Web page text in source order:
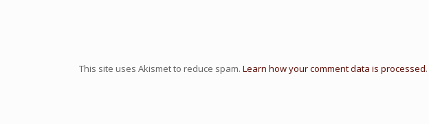
This site uses Akismet to reduce spam. Learn how your comment data is processed.